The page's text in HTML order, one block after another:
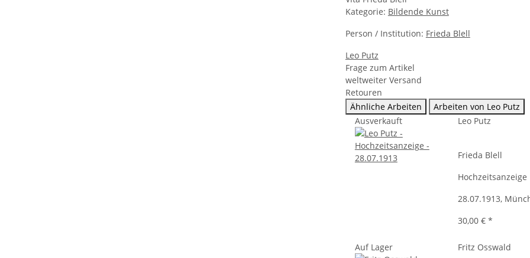
Kategorie: Bildende Kunst
Person / Institution: Frieda Blell
Leo Putz
Frage zum Artikel
weltweiter Versand
Retouren
Ähnliche Arbeiten
Arbeiten von Leo Putz
Ausverkauft
Leo Putz
Frieda Blell
Hochzeitsanzeige
28.07.1913,
30,00 €*
Auf Lager Fritz Osswald